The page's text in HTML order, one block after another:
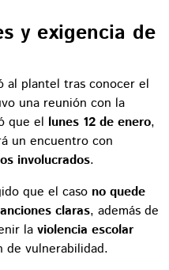
y exigencia de
al plantel tras conocer el
una reunión con la
que el lunes 12 de enero,
un encuentro con
involucrados.
que el caso no quede
claras, además de
la violencia escolar
de vulnerabilidad.